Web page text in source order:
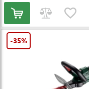
-35%